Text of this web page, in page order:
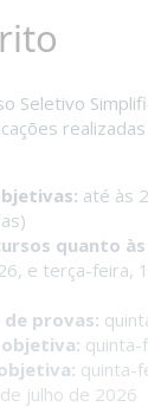
Seletivo
até às
quanto
e terça-feira,
provas:
quinta-
quinta-
julho de 2026